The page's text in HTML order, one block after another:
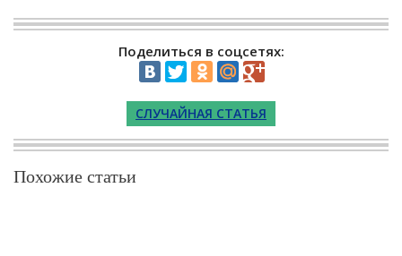
Поделиться в соцсетях:
СЛУЧАЙНАЯ СТАТЬЯ
Похожие статьи